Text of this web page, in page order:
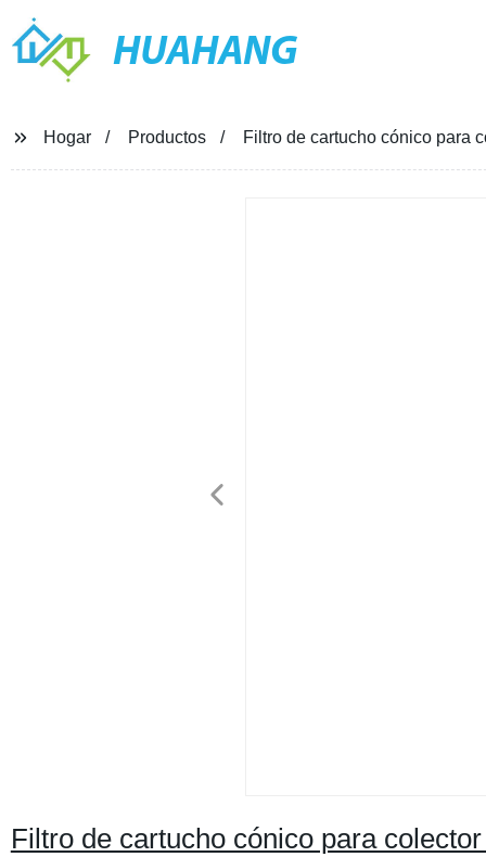
HUAHANG
Hogar Productos Filtro de cartucho cónico para
Filtro de cartucho cónico para